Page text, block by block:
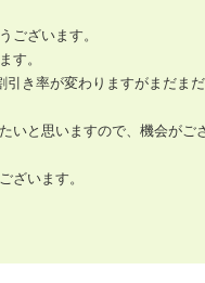
ございます。
す。
き率が変わりますがまだま
いと思いますので、機会がご
ざいます。